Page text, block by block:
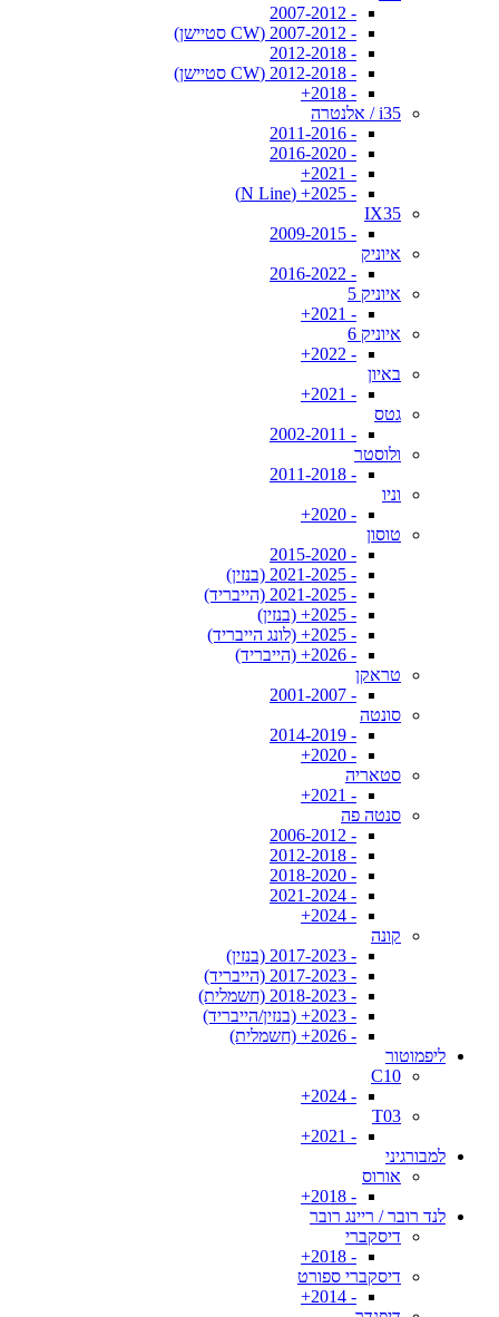
- 2007-2012
- 2007-2012 (CW סטיישן)
- 2012-2018
- 2012-2018 (CW סטיישן)
- 2018+
i35 / אלנטרה
- 2011-2016
- 2016-2020
- 2021+
- 2025+ (N Line)
IX35
- 2009-2015
איוניק
- 2016-2022
איוניק 5
- 2021+
איוניק 6
- 2022+
באיון
- 2021+
גטס
- 2002-2011
ולוסטר
- 2011-2018
וניו
- 2020+
טוסון
- 2015-2020
- 2021-2025 (בנזין)
- 2021-2025 (הייבריד)
- 2025+ (בנזין)
- 2025+ (לונג הייבריד)
- 2026+ (הייבריד)
טראקן
- 2001-2007
סונטה
- 2014-2019
- 2020+
סטאריה
- 2021+
סנטה פה
- 2006-2012
- 2012-2018
- 2018-2020
- 2021-2024
- 2024+
קונה
- 2017-2023 (בנזין)
- 2017-2023 (הייבריד)
- 2018-2023 (חשמלית)
- 2023+ (בנזין/הייבריד)
- 2026+ (חשמלית)
ליפמוטור
C10
- 2024+
T03
- 2021+
למבורגיני
אורוס
- 2018+
לנד רובר / ריינג רובר
דיסקברי
- 2018+
דיסקברי ספורט
- 2014+